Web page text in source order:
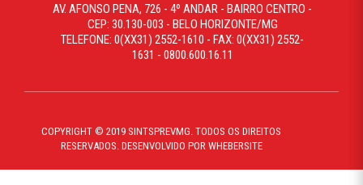
AV. AFONSO PENA, 726 - 4º ANDAR - BAIRRO CENTRO -
CEP: 30.130-003 - BELO HORIZONTE/MG
TELEFONE: 0(XX31) 2552-1610 - FAX: 0(XX31) 2552-
1631 - 0800.600.16.11
COPYRIGHT © 2019 SINTSPREVMG. TODOS OS DIREITOS
RESERVADOS. DESENVOLVIDO POR WHEBERSITE